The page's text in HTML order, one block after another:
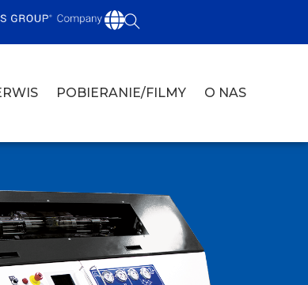
POBIERANIE/FILMY O NAS